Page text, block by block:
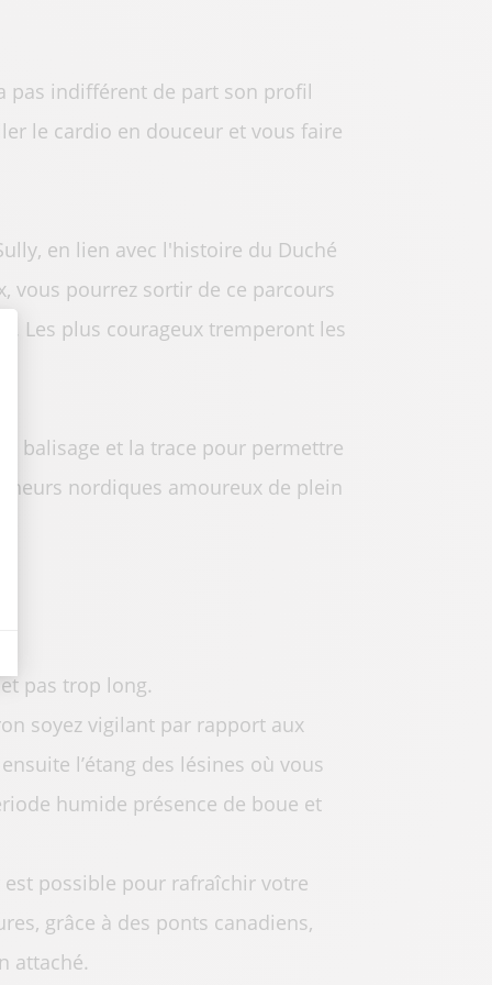
pas indifférent de part son profil
le cardio en douceur et vous faire
en lien avec l'histoire du Duché
vous pourrez sortir de ce parcours
Les plus courageux tremperont les
balisage et la trace pour permettre
nordiques amoureux de plein
pas trop long.
soyez vigilant par rapport aux
l’étang des lésines où vous
humide présence de boue et
possible pour rafraîchir votre
grâce à des ponts canadiens,
attaché.
: Personnalisez vos Options